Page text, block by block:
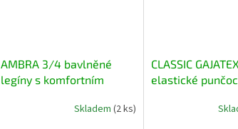
AMBRA 3/4 bavlněné
legíny s komfortním
Skladem (2 ks)
CLASSIC
elastické